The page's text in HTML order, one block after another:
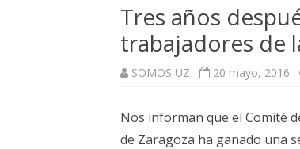
Tres años
trabajadores de
SOMOS UZ 20 mayo, 2016
Nos informan que el Comité
de Zaragoza ha ganado una